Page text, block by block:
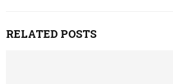
RELATED POSTS